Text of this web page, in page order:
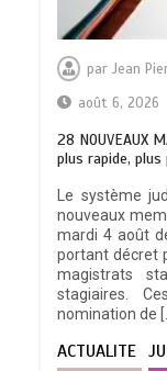
parJean
août 6, 2026
28 NOUVEAUX
plus rapide,
Le système
nouveaux
mardi 4 août
portant décret
magistrats
stagiaires.
nomination de
ACTUALITE